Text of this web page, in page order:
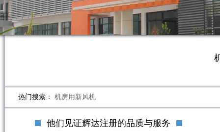
热门搜索： 机房用新风机
他们见证辉达注册的品质与服务